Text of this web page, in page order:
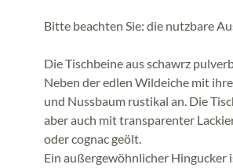
Bitte beachten Sie: die nutzbare
Die Tischbeine aus schawrz
Neben der edlen Wildeiche mit
und Nussbaum rustikal an. Die
aber auch mit transparenter
oder cognac geölt.
Ein außergewöhnlicher Hingucker